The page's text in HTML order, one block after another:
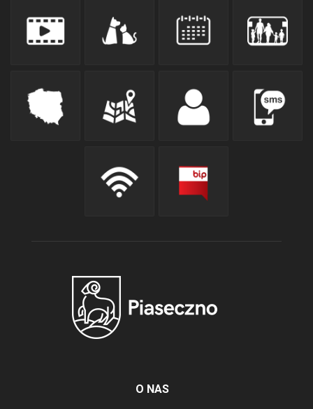
O NAS